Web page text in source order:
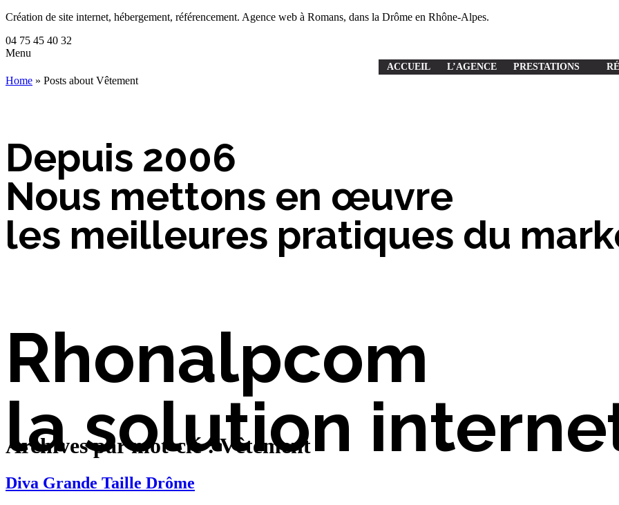
Création de site internet, hébergement, référencement. Agence web à Romans, dans la Drôme en Rhône-Alpes.
04 75 45 40 32
Menu
au
contenu
ACCUEIL L’AGENCE PRESTATIONS
Home » Posts about Vêtement
Depuis 2006
Nous mettons en œuvre
les meilleures pratiques du
Rhonalpcom
la solution
Archives par mot-clé : Vêtement
Diva Grande Taille Drôme